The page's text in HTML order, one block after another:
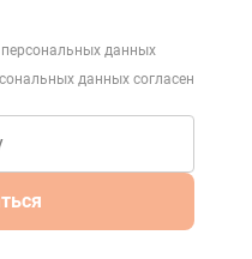
данных
данных согласен